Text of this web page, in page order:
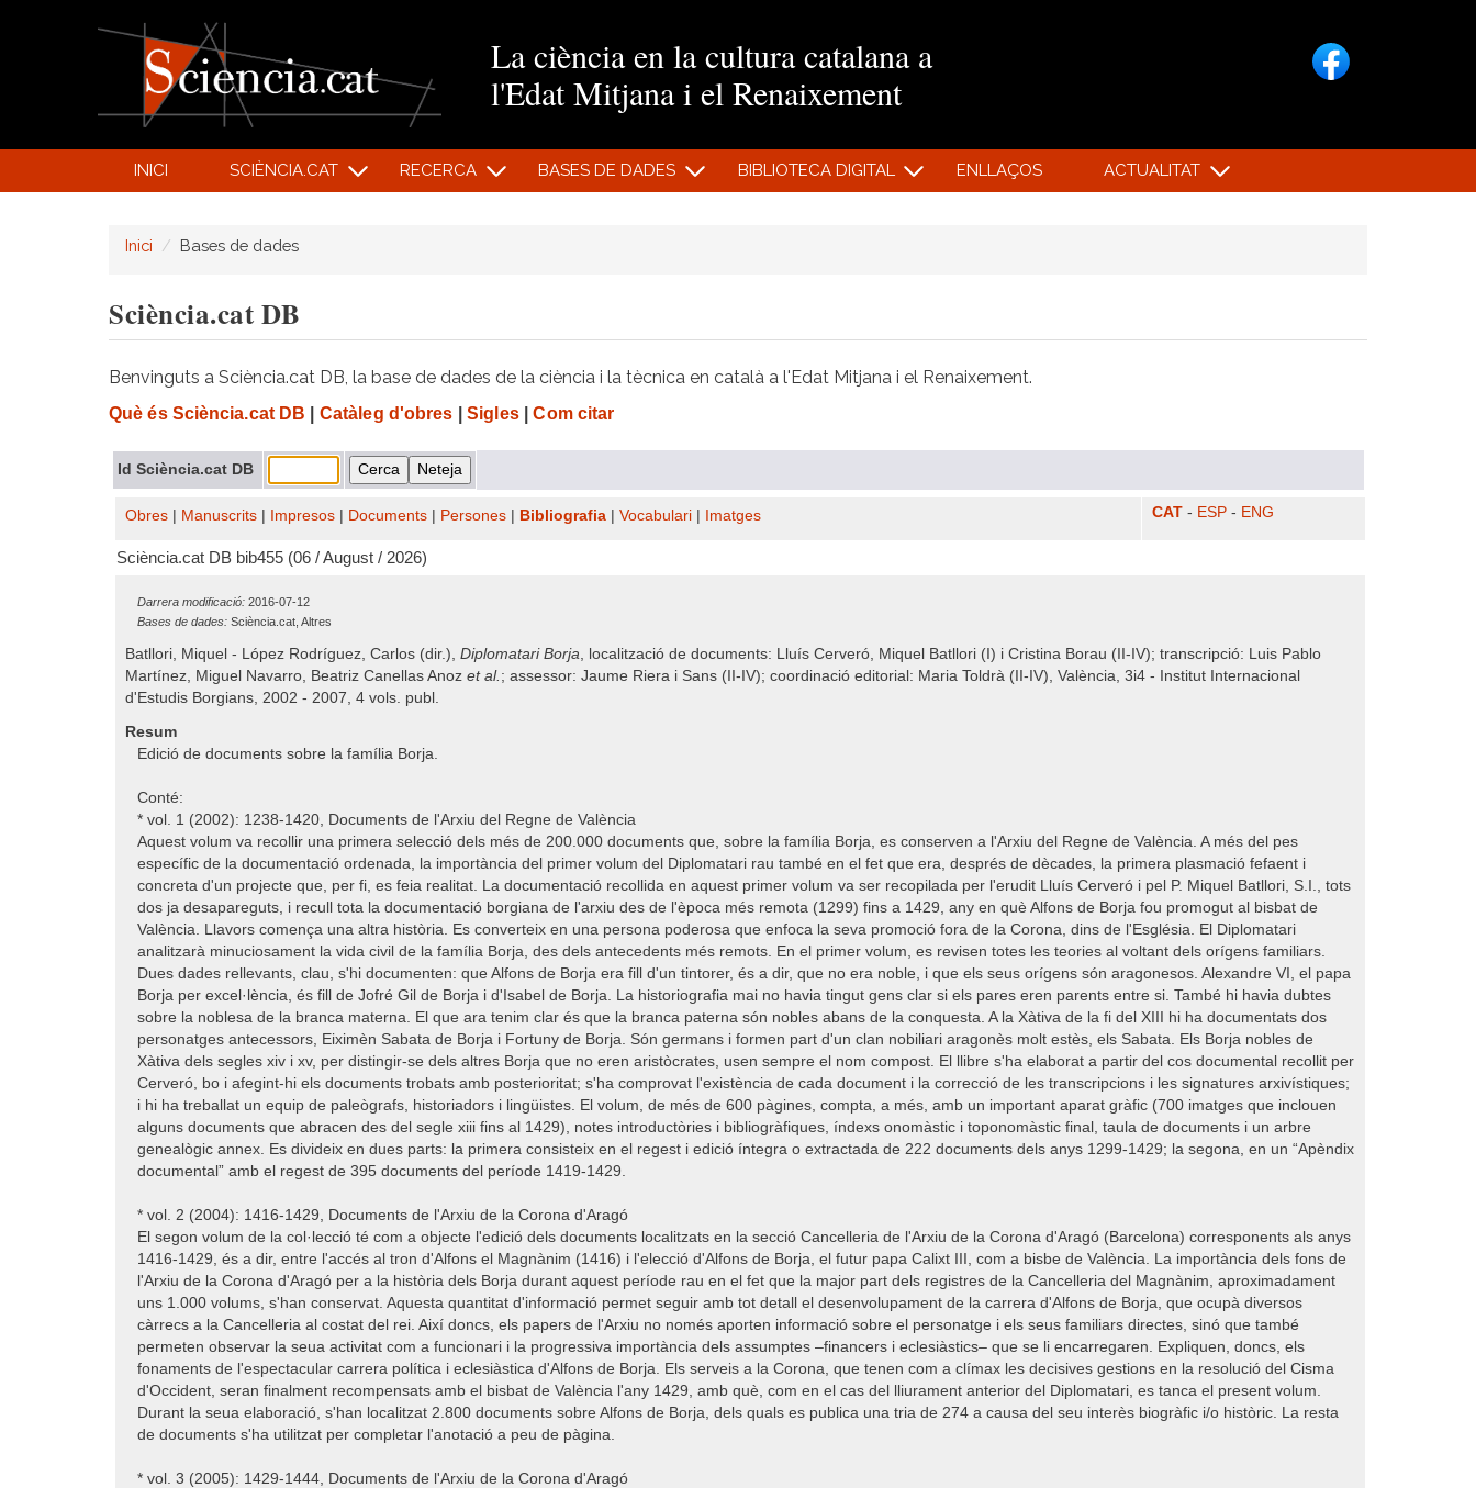
La ciència en la cultura catalana a
l'Edat Mitjana i el Renaixement
INICI SCIÈNCIA.CAT RECERCA BASES DE DADES BIBLIOTECA DIGITAL ENLLAÇOS ACTUALITAT
Inici Bases de dades
Sciència.cat DB
Benvinguts a Sciència.cat DB, la base de dades de la ciència i la tècnica en català a l'Edat Mitjana i el Renaixement.
Què és Sciència.cat DB Catàleg d'obres Sigles| Com citar
Id Sciència.cat DB
Obres Manuscrits Impresos Documents Persones Bibliografia Vocabulari Imatges CAT - ESP - ENG
Sciència.cat DB bib455 (06 / August / 2026)
Darrera modificació: 2016-07-12
Bases de dades: Sciència.cat, Altres
Batllori, Miquel - López Rodríguez, Carlos (dir.), Diplomatari Borja, localització de documents: Lluís Cerveró, Miquel Batllori (I) i Cristina Borau (II-IV); transcripció: Luis Pablo
Martínez, Miguel Navarro, Beatriz Canellas Anoz et al. ; assessor: Jaume Riera i Sans (II-IV); coordinació editorial: Maria Toldrà (II-IV), València, 3i4 - Institut Internacional
d'Estudis Borgians, 2002 - 2007, 4 vols. publ.
Resum
Edició de documents sobre la família Borja.
Conté:
* vol. 1 (2002): 1238-1420, Documents de l'Arxiu del Regne de València
Aquest volum va recollir una primera selecció dels més de 200.000 documents que, sobre la família Borja, es conserven a l'Arxiu del Regne de València. A més del pes
específic de la documentació ordenada, la importància del primer volum del Diplomatari rau també en el fet que era, després de dècades, la primera plasmació fefaent i
concreta d'un projecte que, per fi, es feia realitat. La documentació recollida en aquest primer volum va ser recopilada per l'erudit Lluís Cerveró i pel P. Miquel Batllori, S.I., tots
dos ja desapareguts, i recull tota la documentació borgiana de l'arxiu des de l'època més remota (1299) fins a 1429, any en què Alfons de Borja fou promogut al bisbat de
València. Llavors comença una altra història. Es converteix en una persona poderosa que enfoca la seva promoció fora de la Corona, dins de l'Església. El Diplomatari
analitzarà minuciosament la vida civil de la família Borja, des dels antecedents més remots. En el primer volum, es revisen totes les teories al voltant dels orígens familiars.
Dues dades rellevants, clau, s'hi documenten: que Alfons de Borja era fill d'un tintorer, és a dir, que no era noble, i que els seus orígens són aragonesos. Alexandre VI, el papa
Borja per excel·lència, és fill de Jofré Gil de Borja i d'Isabel de Borja. La historiografia mai no havia tingut gens clar si els pares eren parents entre si. També hi havia dubtes
sobre la noblesa de la branca materna. El que ara tenim clar és que la branca paterna són nobles abans de la conquesta. A la Xàtiva de la fi del XIII hi ha documentats dos
personatges antecessors, Eiximèn Sabata de Borja i Fortuny de Borja. Són germans i formen part d'un clan nobiliari aragonès molt estès, els Sabata. Els Borja nobles de
Xàtiva dels segles xiv i xv, per distingir-se dels altres Borja que no eren aristòcrates, usen sempre el nom compost. El llibre s'ha elaborat a partir del cos documental recollit per
Cerveró, bo i afegint-hi els documents trobats amb posterioritat; s'ha comprovat l'existència de cada document i la correcció de les transcripcions i les signatures arxivístiques;
i hi ha treballat un equip de paleògrafs, historiadors i lingüistes. El volum, de més de 600 pàgines, compta, a més, amb un important aparat gràfic (700 imatges que inclouen
alguns documents que abracen des del segle xiii fins al 1429), notes introductòries i bibliogràfiques, índexs onomàstic i toponomàstic final, taula de documents i un arbre
genealògic annex. Es divideix en dues parts: la primera consisteix en el regest i edició íntegra o extractada de 222 documents dels anys 1299-1429; la segona, en un “Apèndix
documental” amb el regest de 395 documents del període 1419-1429.
* vol. 2 (2004): 1416-1429, Documents de l'Arxiu de la Corona d'Aragó
El segon volum de la col·lecció té com a objecte l'edició dels documents localitzats en la secció Cancelleria de l'Arxiu de la Corona d'Aragó (Barcelona) corresponents als anys
1416-1429, és a dir, entre l'accés al tron d'Alfons el Magnànim (1416) i l'elecció d'Alfons de Borja, el futur papa Calixt III, com a bisbe de València. La importància dels fons de
l'Arxiu de la Corona d'Aragó per a la història dels Borja durant aquest període rau en el fet que la major part dels registres de la Cancelleria del Magnànim, aproximadament
uns 1.000 volums, s'han conservat. Aquesta quantitat d'informació permet seguir amb tot detall el desenvolupament de la carrera d'Alfons de Borja, que ocupà diversos
càrrecs a la Cancelleria al costat del rei. Així doncs, els papers de l'Arxiu no només aporten informació sobre el personatge i els seus familiars directes, sinó que també
permeten observar la seua activitat com a funcionari i la progressiva importància dels assumptes –financers i eclesiàstics– que se li encarregaren. Expliquen, doncs, els
fonaments de l'espectacular carrera política i eclesiàstica d'Alfons de Borja. Els serveis a la Corona, que tenen com a clímax les decisives gestions en la resolució del Cisma
d'Occident, seran finalment recompensats amb el bisbat de València l'any 1429, amb què, com en el cas del lliurament anterior del Diplomatari, es tanca el present volum.
Durant la seua elaboració, s'han localitzat 2.800 documents sobre Alfons de Borja, dels quals es publica una tria de 274 a causa del seu interès biogràfic i/o històric. La resta
de documents s'ha utilitzat per completar l'anotació a peu de pàgina.
* vol. 3 (2005): 1429-1444, Documents de l'Arxiu de la Corona d'Aragó